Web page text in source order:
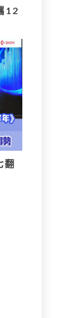
12
翻